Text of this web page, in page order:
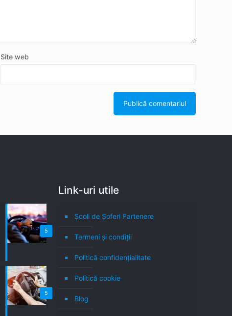
Site web
5
5
Link-uri utile
Școli de Șoferi Partenere
Termeni şi condiţii
Politică confidenţialitate
Politică cookie
Blog